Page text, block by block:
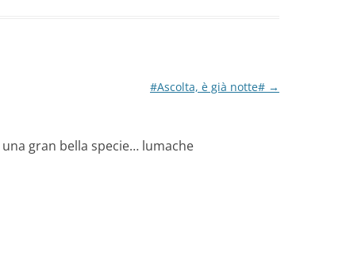
#Ascolta, è già notte# →
una gran bella specie… lumache